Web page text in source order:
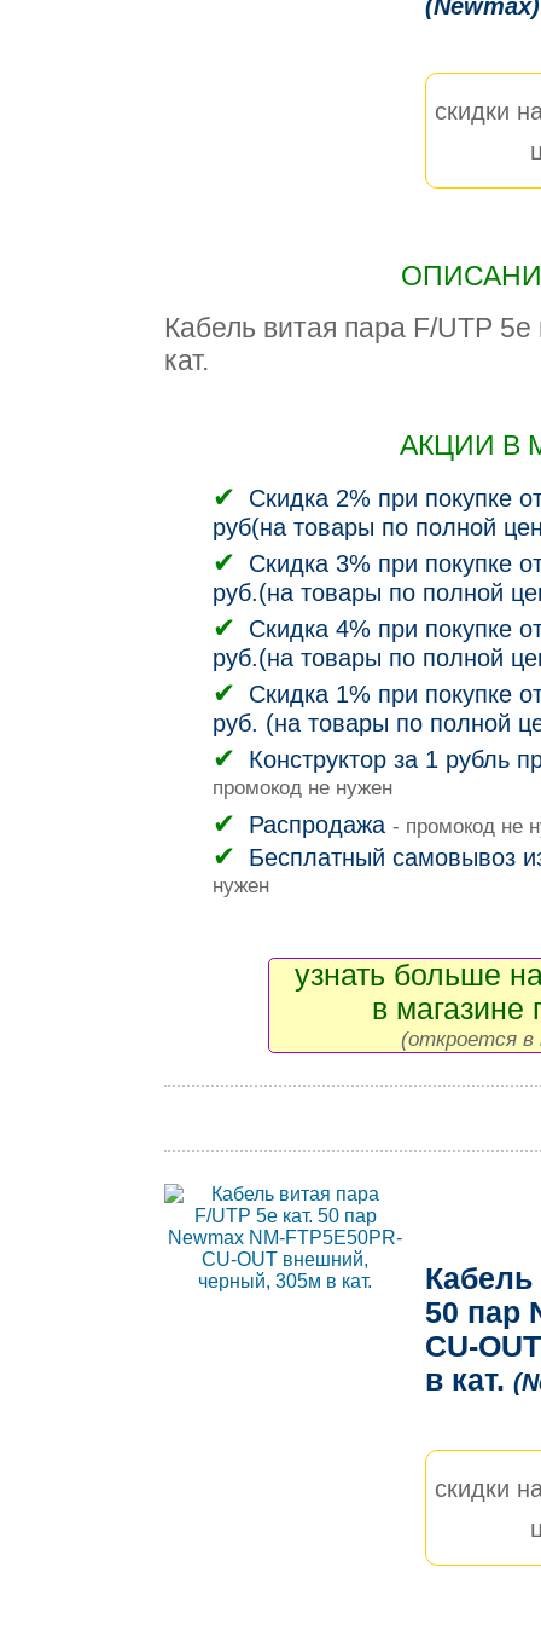
(Newmax)
скидки
Кабель витая пара F/UTP
кат.
АКЦИИ В
Скидка 2% при покупке
руб(на товары по полной
Скидка 3% при покупке
руб.(на товары по полной
Скидка 4% при покупке
руб.(на товары по полной
Скидка 1% при покупке
руб. (на товары по полной
Конструктор за 1 рубль
промокод не нужен
Распродажа - промокод не
Бесплатный самовывоз
нужен
узнать больше
в магазине
(откроется в
Кабель
50 пар
CU-
в кат.
скидки